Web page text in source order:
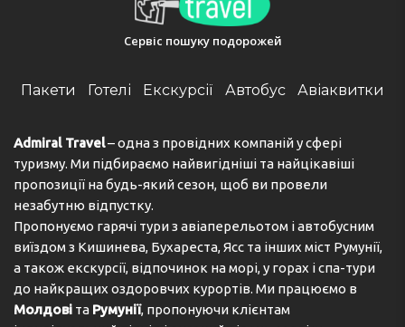
Сервіс пошуку подорожей
Пакети Готелі Екскурсії Автобус Авіаквитки
Admiral Travel– одна з провідних компаній у сфері
туризму. Ми підбираємо найвигідніші та найцікавіші
пропозиції на будь-який сезон, щоб ви провели
незабутню відпустку.
Пропонуємо гарячі тури з авіаперельотом і автобусним
виїздом з Кишинева, Бухареста, Ясс та інших міст Румунії,
а також екскурсії, відпочинок на морі, у горах і спа-тури
до найкращих оздоровчих курортів. Ми працюємо в
Молдові та Румунії, пропонуючи клієнтам